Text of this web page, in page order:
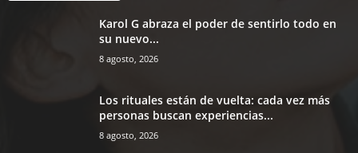
Karol G abraza el poder de sentirlo todo en
su nuevo...
8 agosto, 2026
Los rituales están de vuelta: cada vez más
personas buscan experiencias...
8 agosto, 2026